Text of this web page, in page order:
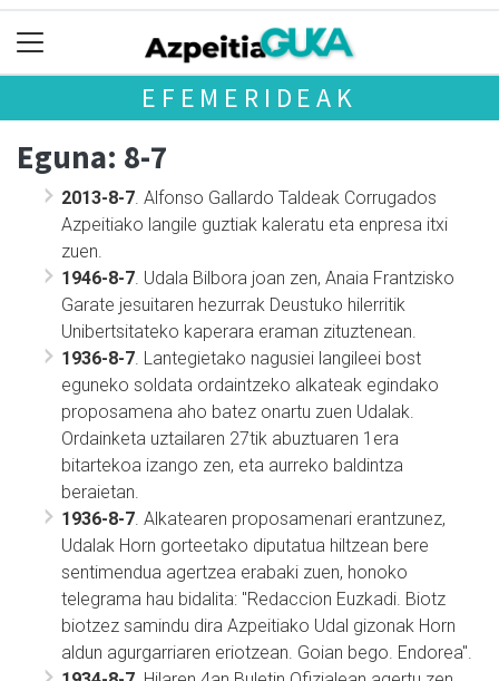
EFEMERIDEAK
Eguna: 8-7
2013-8-7 . Alfonso Gallardo Taldeak Corrugados
Azpeitiako langile guztiak kaleratu eta enpresa itxi
zuen.
1946-8-7 . Udala Bilbora joan zen, Anaia Frantzisko
Garate jesuitaren hezurrak Deustuko hilerritik
Unibertsitateko kaperara eraman zituztenean.
1936-8-7 . Lantegietako nagusiei langileei bost
eguneko soldata ordaintzeko alkateak egindako
proposamena aho batez onartu zuen Udalak.
Ordainketa uztailaren 27tik abuztuaren 1era
bitartekoa izango zen, eta aurreko baldintza
beraietan.
1936-8-7 . Alkatearen proposamenari erantzunez,
Udalak Horn gorteetako diputatua hiltzean bere
sentimendua agertzea erabaki zuen, honoko
telegrama hau bidalita: "Redaccion Euzkadi. Biotz
biotzez samindu dira Azpeitiako Udal gizonak Horn
aldun agurgarriaren eriotzean. Goian bego. Endorea".